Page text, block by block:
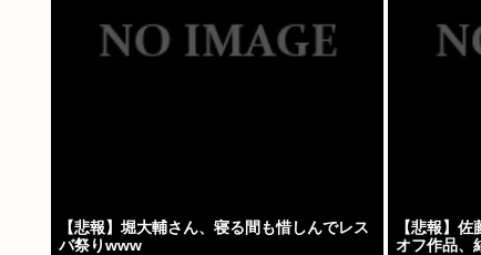
【悲報】堀大輔さん、寝る間も惜しんでレス
バ祭りwww
【悲報】
オフ作品、